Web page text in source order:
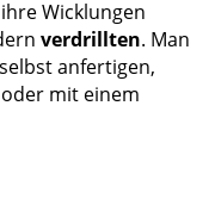
Wicklungen
verdrillten. Man
anfertigen,
mit einem